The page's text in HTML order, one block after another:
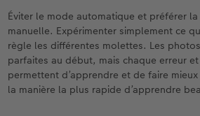
Éviter le mode automatique et préférer
manuelle. Expérimenter simplement ce
règle les différentes molettes. Les
parfaites au début, mais chaque erreur
permettent d’apprendre et de faire
la manière la plus rapide d’apprendre